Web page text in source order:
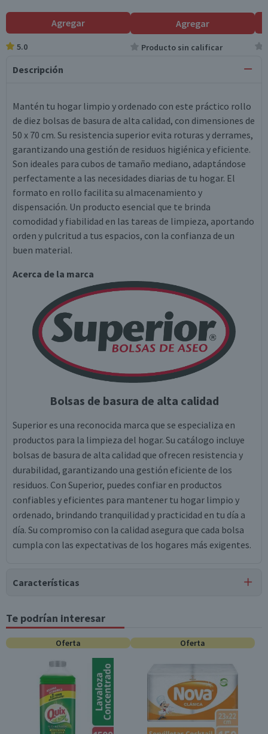
Agregar
5.0
Agregar
Producto sin calificar
Descripción
Mantén tu hogar limpio y ordenado con este práctico rollo
de diez bolsas de basura de alta calidad, con dimensiones de
50 x 70 cm. Su resistencia superior evita roturas y derrames,
garantizando una gestión de residuos higiénica y eficiente.
Son ideales para cubos de tamaño mediano, adaptándose
perfectamente a las necesidades diarias de tu hogar. El
formato en rollo facilita su almacenamiento y
dispensación. Un producto esencial que te brinda
comodidad y fiabilidad en las tareas de limpieza, aportando
orden y pulcritud a tus espacios, con la confianza de un
buen material.
Acerca de la marca
Bolsas de basura de alta calidad
Superior es una reconocida marca que se especializa en
productos para la limpieza del hogar. Su catálogo incluye
bolsas de basura de alta calidad que ofrecen resistencia y
durabilidad, garantizando una gestión eficiente de los
residuos. Con Superior, puedes confiar en productos
confiables y eficientes para mantener tu hogar limpio y
ordenado, brindando tranquilidad y practicidad en tu día a
día. Su compromiso con la calidad asegura que cada bolsa
cumpla con las expectativas de los hogares más exigentes.
Características
Tipo de Producto
Bolsas de Basura
Almacenamiento
Conservar en un lugar fresco y seco
Contenido
10 unidades
Garantía Mínima Legal
Válida hasta su fecha de caducidad
Te podrían interesar
Oferta Oferta